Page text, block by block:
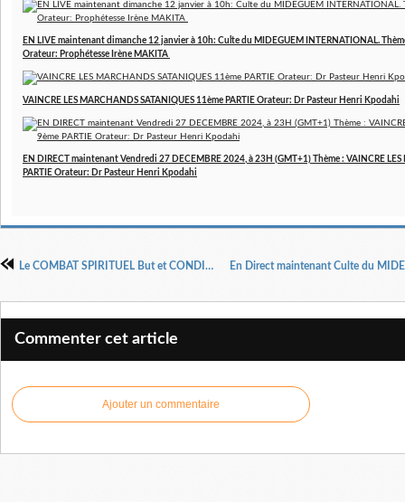
EN LIVE maintenant dimanche 12 janvier à 10h: Culte du MIDEGUEM INTERNATIONAL.
Orateur: Prophétesse Irène MAKITA
VAINCRE LES MARCHANDS SATANIQUES 11ème PARTIE Orateur: Dr Pasteur Henri Kpodahi
EN DIRECT maintenant Vendredi 27 DECEMBRE 2024, à 23H (GMT+1) Thème : VAINCRE LES
PARTIE Orateur: Dr Pasteur Henri Kpodahi
Le COMBAT SPIRITUEL But et CONDITIONS par Dr pasteur Henri KPODAHI
Commenter cet article
Ajouter un commentaire